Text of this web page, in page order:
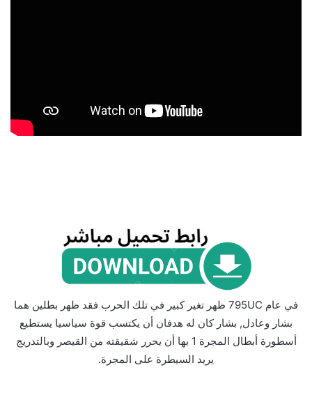
في عام 795UC ظهر تغير كبير في تلك الحرب فقد ظهر بطلين هما
بشار وعادل, بشار كان له هدفان أن يكتسب قوة سياسيا يستطيع
أسطورة أبطال المجرة 1 بها أن يحرر شقيقته من القيصر وبالتدريج
يريد السيطرة على المجرة.